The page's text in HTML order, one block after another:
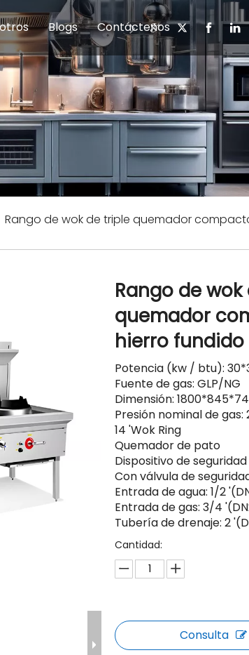
Equipo de cocina chino
Equipo de bebidas
del personal Negocios e
y comida rápida
Preguntas frecuentes
de la empresa Historia del desarrollo
Blogs Contáctenos
Rango de wok de triple quemador
Rango de
quemador
hierro
Potencia (kw / btu):
Fuente de gas: GLP/NG
Dimensión:
Presión nominal de
14 'Wok Ring
Quemador de pato
Dispositivo de
Con válvula de
Entrada de agua: 1/2
Entrada de gas: 3/4
Tubería de drenaje: 2
Cantidad:
Consulta